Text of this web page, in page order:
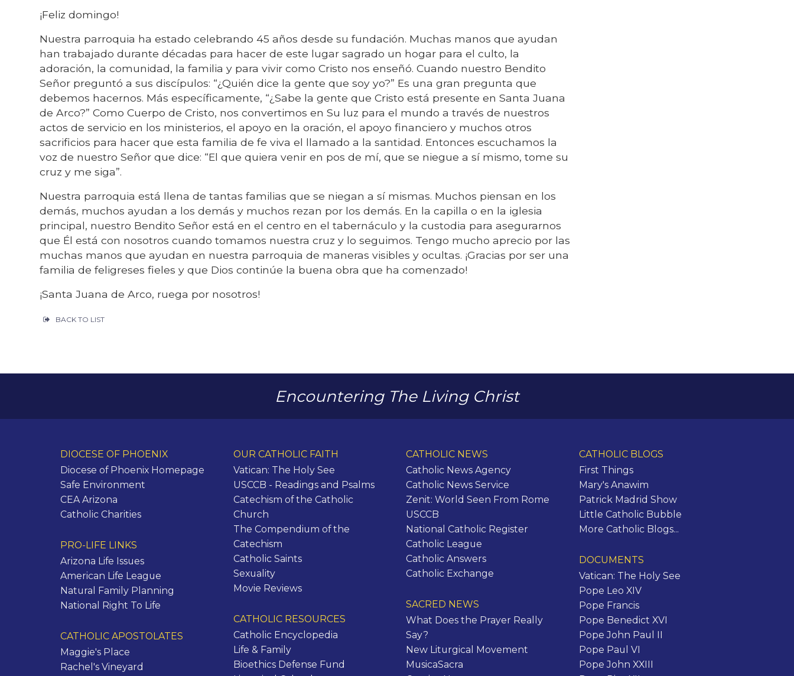
¡Feliz domingo!
Nuestra parroquia ha estado celebrando 45 años desde su fundación. Muchas manos que ayudan
han trabajado durante décadas para hacer de este lugar sagrado un hogar para el culto, la
adoración, la comunidad, la familia y para vivir como Cristo nos enseñó. Cuando nuestro Bendito
Señor preguntó a sus discípulos: “¿Quién dice la gente que soy yo?” Es una gran pregunta que
debemos hacernos. Más específicamente, “¿Sabe la gente que Cristo está presente en Santa Juana
de Arco?” Como Cuerpo de Cristo, nos convertimos en Su luz para el mundo a través de nuestros
actos de servicio en los ministerios, el apoyo en la oración, el apoyo financiero y muchos otros
sacrificios para hacer que esta familia de fe viva el llamado a la santidad. Entonces escuchamos la
voz de nuestro Señor que dice: “El que quiera venir en pos de mí, que se niegue a sí mismo, tome su
cruz y me siga”.
Nuestra parroquia está llena de tantas familias que se niegan a sí mismas. Muchos piensan en los
demás, muchos ayudan a los demás y muchos rezan por los demás. En la capilla o en la iglesia
principal, nuestro Bendito Señor está en el centro en el tabernáculo y la custodia para asegurarnos
que Él está con nosotros cuando tomamos nuestra cruz y lo seguimos. Tengo mucho aprecio por las
muchas manos que ayudan en nuestra parroquia de maneras visibles y ocultas. ¡Gracias por ser una
familia de feligreses fieles y que Dios continúe la buena obra que ha comenzado!
¡Santa Juana de Arco, ruega por nosotros!
BACK TO LIST
Encountering The Living Christ
DIOCESE OF PHOENIX
Diocese of Phoenix Homepage
Safe Environment
CEA Arizona
Catholic Charities
PRO-LIFE LINKS
Arizona Life Issues
American Life League
Natural Family Planning
National Right To Life
CATHOLIC APOSTOLATES
Maggie's Place
Rachel's Vineyard
OUR CATHOLIC FAITH
Vatican: The Holy See
USCCB - Readings and Psalms
Catechism of the Catholic
Church
The Compendium of the
Catechism
Catholic Saints
Sexuality
Movie Reviews
CATHOLIC RESOURCES
Catholic Encyclopedia
Life & Family
Bioethics Defense Fund
CATHOLIC NEWS
Catholic News Agency
Catholic News Service
Zenit: World Seen From Rome
USCCB
National Catholic Register
Catholic League
Catholic Answers
Catholic Exchange
SACRED NEWS
What Does the Prayer Really
Say?
New Liturgical Movement
MusicaSacra
CATHOLIC BLOGS
First Things
Mary's Anawim
Patrick Madrid Show
Little Catholic Bubble
More Catholic Blogs...
DOCUMENTS
Vatican: The Holy See
Pope Leo XIV
Pope Francis
Pope Benedict XVI
Pope John Paul II
Pope Paul VI
Pope John XXIII